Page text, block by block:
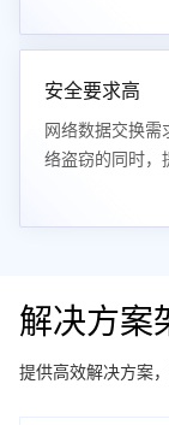
安全要求高
网络数据交换需
络盗窃的同时，
解决方案
提供高效解决方案